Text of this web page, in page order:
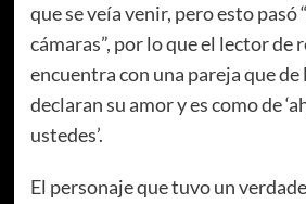
que se veía venir, pero esto pasó
cámaras”, por lo que el lector de
encuentra con una pareja que de
declaran su amor y es como de
ustedes’.
El personaje que tuvo un